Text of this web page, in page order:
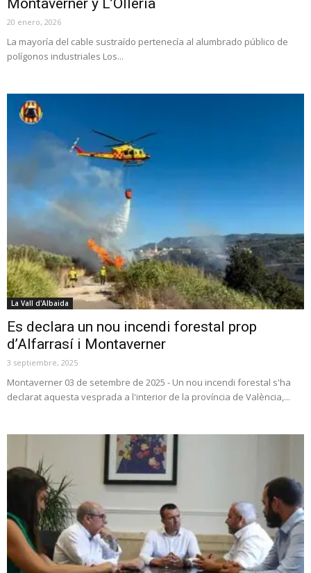
Montaverner y L’Ollería
20 enero, 2026
La mayoría del cable sustraído pertenecía al alumbrado público de
polígonos industriales Los...
La Vall d'Albaida
Es declara un nou incendi forestal prop
d’Alfarrasí i Montaverner
3 septiembre, 2025
Montaverner 03 de setembre de 2025 - Un nou incendi forestal s'ha
declarat aquesta vesprada a l'interior de la província de València,...